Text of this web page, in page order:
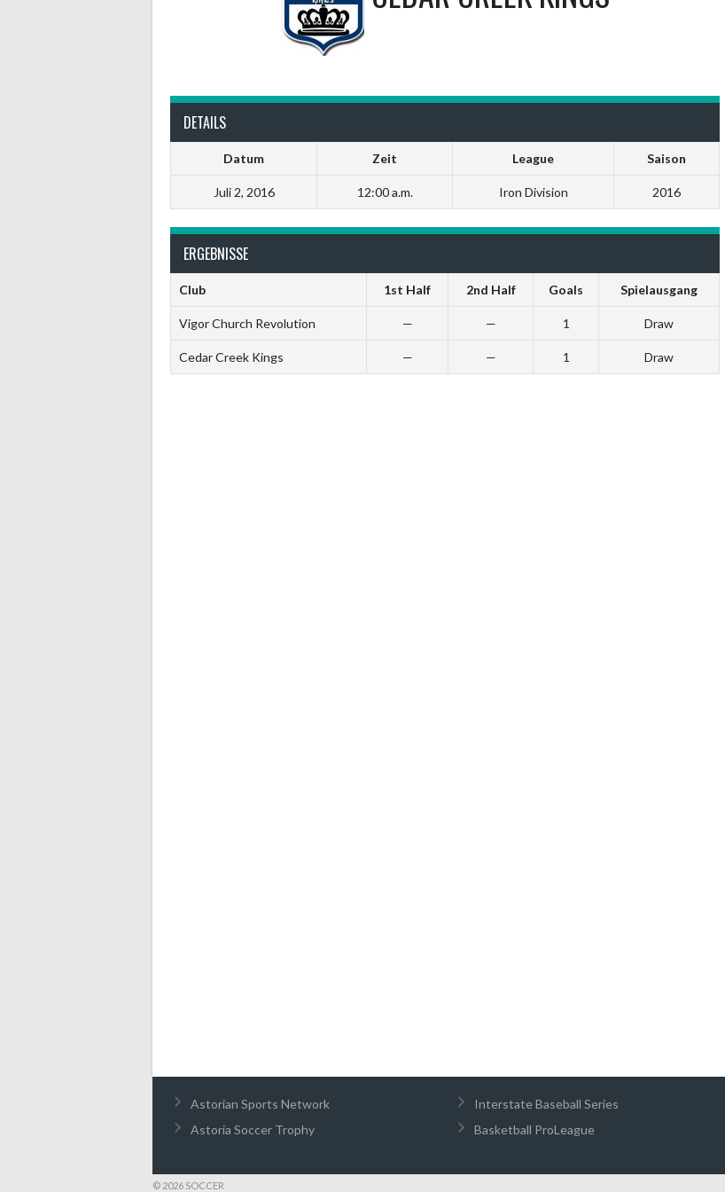
DETAILS
Datum Zeit League Saison
Juli 2, 2016 12:00 a.m. Iron Division 2016
ERGEBNISSE
Club 1st Half 2nd Half Goals Spielausgang
Vigor Church Revolution — — 1 Draw
Cedar Creek Kings — — 1 Draw
Astorian Sports Network
Astoria Soccer Trophy
Interstate Baseball Series
Basketball ProLeague
© 2026 SOCCER